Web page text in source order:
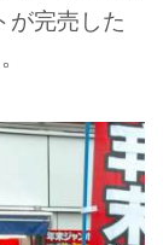
が完売した